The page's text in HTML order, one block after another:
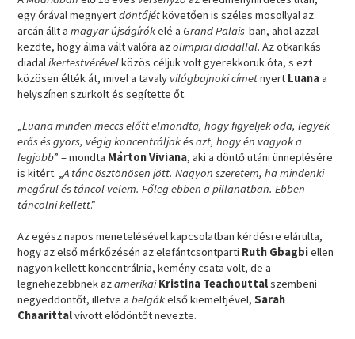
egy órával megnyertdöntőjétkövetően is széles mosollyal az
arcán állt amagyar újságírókelé aGrand Palais-ban, ahol azzal
kezdte, hogy álma vált valóra azolimpiai diadallal. Az ötkarikás
diadalikertestvérévelközös céljuk volt gyerekkoruk óta, s ezt
közösen élték át, mivel a tavaly világbajnoki címetnyert Luanaa
helyszínen szurkolt és segítette őt.
„Luana minden meccs előtt elmondta, hogy figyeljek oda, legyek
erős és gyors, végig koncentráljak és azt, hogy én vagyok a
legjobb” – mondta Márton Viviana, aki a döntő utáni ünneplésére
is kitért. „A tánc ösztönösen jött. Nagyon szeretem, ha mindenki
megőrül és táncol velem. Főleg ebben a pillanatban. Ebben
táncolni kellett.”
Az egész napos menetelésével kapcsolatban kérdésre elárulta,
hogy az első mérkőzésén az elefántcsontparti Ruth Gbagbiellen
nagyon kellett koncentrálnia, kemény csata volt, de a
legnehezebbnek azamerikaiKristina Teachouttalszembeni
negyeddöntőt, illetve abelgákelső kiemeltjével,Sarah
Chaarittalvívott elődöntőt nevezte.